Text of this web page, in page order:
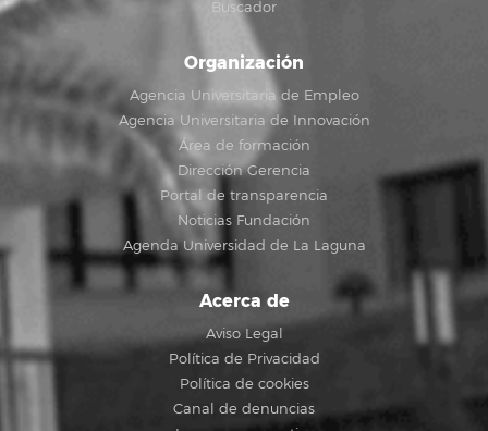
Buscador
Organización
Agencia Universitaria de Empleo
Agencia Universitaria de Innovación
Área de formación
Dirección Gerencia
Portal de transparencia
Noticias Fundación
Agenda Universidad de La Laguna
Acerca de
Aviso Legal
Política de Privacidad
Política de cookies
Canal de denuncias